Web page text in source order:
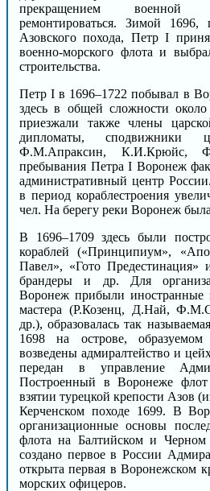
прекращением военной
ремонтироваться. Зимой 1696,
Азовского похода, Петр I
военно-морского флота и
строительства.
Петр I в 1696–1722 побывал в
здесь в общей сложности
приезжали также члены
дипломаты, сподвижники
Ф.М.Апраксин, К.И.Крюйс,
пребывания Петра I Воронеж
административный центр
в период кораблестроения
чел. На берегу реки Воронеж
В 1696–1709 здесь были
кораблей («Принципиум»,
Павел», «Гото Предестинация»
брандеры и др. Для
Воронеж прибыли иностранные
мастера (Р.Козенц, Д.Най,
др.), образовалась так
1698 на острове,
возведены адмиралтейство и
передан в управление
Построенный в Воронеже
взятии турецкой крепости Азов
Керченском походе 1699. В
организационные основы
флота на Балтийском и
создано первое в России
открыта первая в Воронежском
морских офицеров.